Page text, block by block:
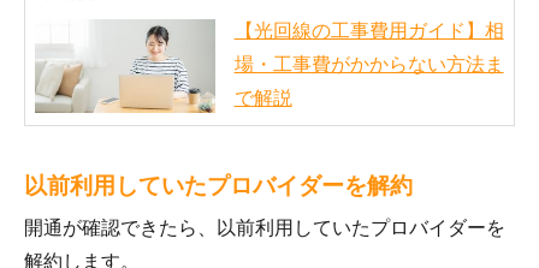
【光回線の工事費用ガイド】相
場・工事費がかからない方法ま
で解説
以前利用していたプロバイダーを解約
開通が確認できたら、以前利用していたプロバイダーを
解約します。